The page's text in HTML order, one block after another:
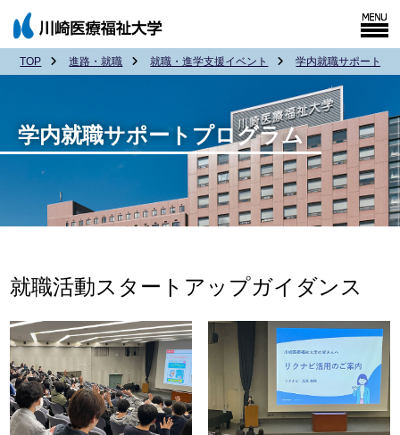
TOP 進路・就職 就職・進学支援イベント 学内就職サポートプ
学内就職サポートプログラム
就職活動スタートアップガイダンス